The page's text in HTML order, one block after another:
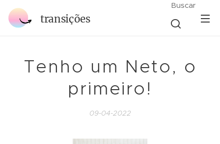
transições
Buscar
Tenho um Neto, o
primeiro!
09-04-2022